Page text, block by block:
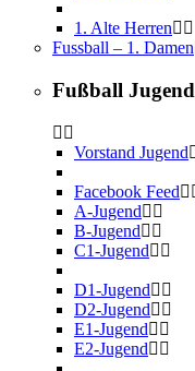
1. Alte Herren
Fussball – 1. Damen
Fußball Jugend
Vorstand Jugend
Facebook Feed
A-Jugend
B-Jugend
C1-Jugend
D1-Jugend
D2-Jugend
E1-Jugend
E2-Jugend